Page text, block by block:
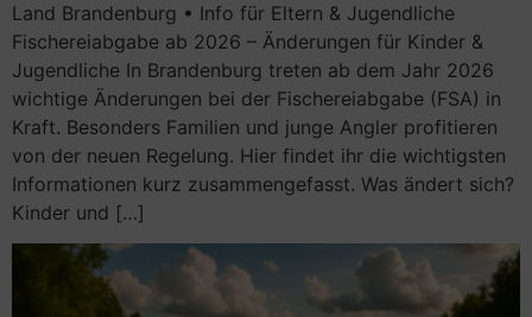
Land Brandenburg • Info für Eltern & Jugendliche
Fischereiabgabe ab 2026 – Änderungen für Kinder &
Jugendliche In Brandenburg treten ab dem Jahr 2026
wichtige Änderungen bei der Fischereiabgabe (FSA) in
Kraft. Besonders Familien und junge Angler profitieren
von der neuen Regelung. Hier findet ihr die wichtigsten
Informationen kurz zusammengefasst. Was ändert sich?
Kinder und […]